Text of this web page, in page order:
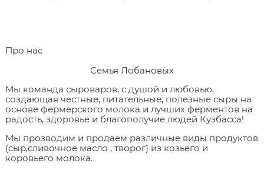
Про нас
Семья Лобановых
Мы команда сыроваров, с душой и любовью,
создающая честные, питательные, полезные сыры на
основе фермерского молока и лучших ферментов на
радость, здоровье и благополучие людей Кузбасса!
Мы прозводим и продаём различные виды продуктов
(сыр,сливочное масло , творог) из козьего и
коровьего молока.